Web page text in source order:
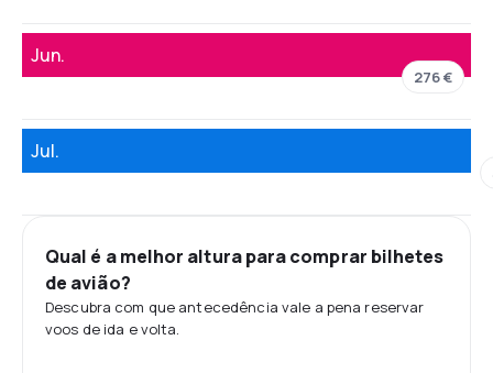
Jun.
276 €
Jul.
Qual é a melhor altura para comprar bilhetes
de avião?
Descubra com que antecedência vale a pena reservar
voos de ida e volta.